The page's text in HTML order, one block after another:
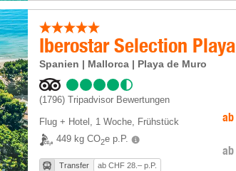
Spanien | Mallorca | Playa de Muro
(1796) Tripadvisor Bewertungen
Flug + Hotel , 1 Woche, Frühstück
449 kg CO2e p.P.
Transfer ab CHF 28.– p.P.
ab
ab